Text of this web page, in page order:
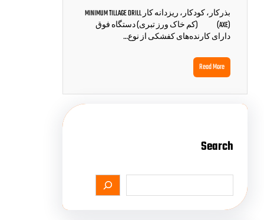
بذرکار، کودکار، ریزدانه کار MINIMUM TILLAGE DRILL
(AXE) (کم خاک ورز تبری) دستگاه فوق
دارای کارنده‌های کفشکی از نوع…
Read More
Search